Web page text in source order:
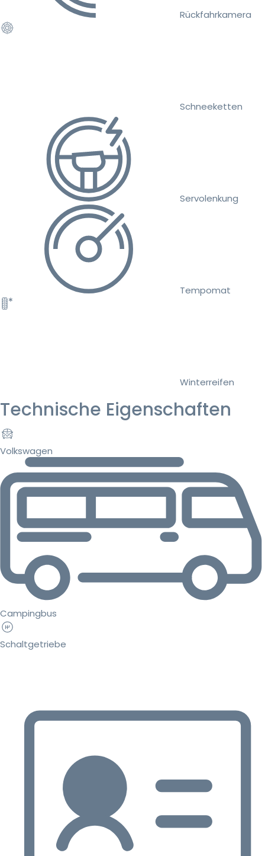
Rückfahrkamera
Schneeketten
Servolenkung
Tempomat
Winterreifen
Technische Eigenschaften
Volkswagen
Campingbus
Schaltgetriebe